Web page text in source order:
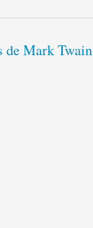
de Mark Twain